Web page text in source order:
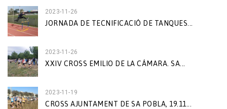
2023-11-26
JORNADA DE TECNIFICACIÓ DE TANQUES...
2023-11-26
XXIV CROSS EMILIO DE LA CÁMARA. SA...
2023-11-19
CROSS AJUNTAMENT DE SA POBLA, 19.11...